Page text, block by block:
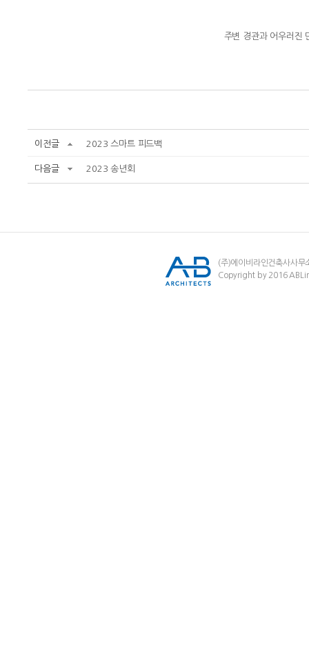
주변 경관과 어우러진
이전글 2023 스마트 피드백
다음글 2023 송년회
(주)에이비라인건축사사무
Copyright by 2016